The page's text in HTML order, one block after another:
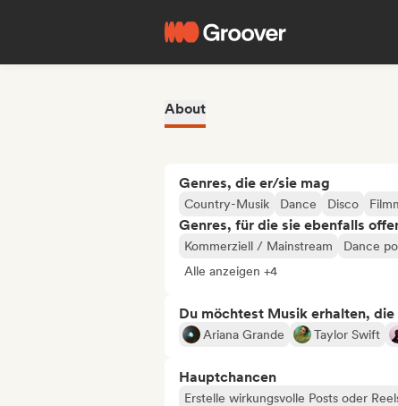
About
Genres, die er/sie mag
Country-Musik Dance Disco
Genres, für die sie ebenfalls
Kommerziell / Mainstream Dance
Alle anzeigen +4
Du möchtest Musik erhalten,
Ariana Grande Taylor Swift
Hauptchancen
Erstelle wirkungsvolle Posts oder